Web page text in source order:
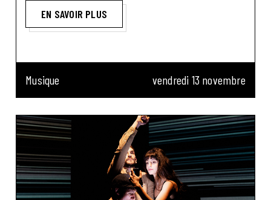
EN SAVOIR PLUS
Musique vendredi 13 novembre